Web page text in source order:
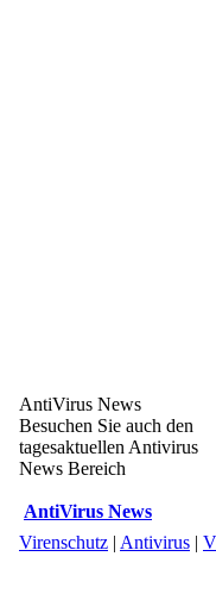
AntiVirus News
Besuchen Sie auch den
tagesaktuellen Antivirus
News Bereich
AntiVirus News
Virenschutz | Antivirus |